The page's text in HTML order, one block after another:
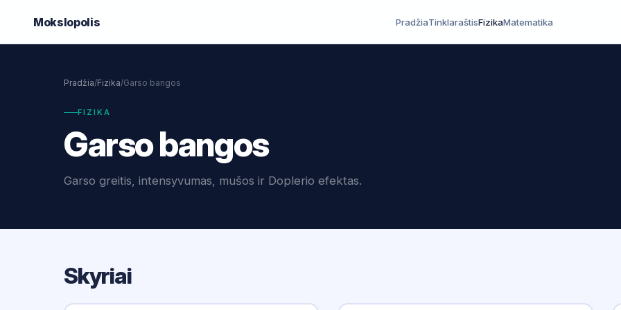
Mokslopolis PradžiaTinklaraštisFizikaMatematika
Pradžia/Fizika/Garso bangos
FIZIKA
Garso bangos
Garso greitis, intensyvumas, mušos ir Doplerio efektas.
Skyriai